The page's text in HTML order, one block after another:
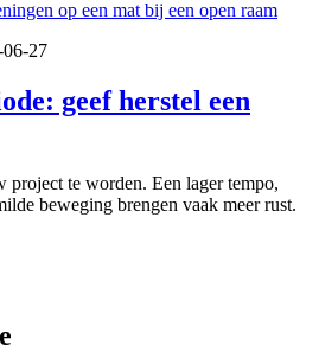
27
geef herstel een
project te worden. Een lager tempo,
beweging brengen vaak meer rust.